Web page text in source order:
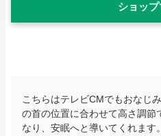
ショッ
こちらはテレビCMでもおなじ
の首の位置に合わせて高さ調節
なり、安眠へと導いてくれま